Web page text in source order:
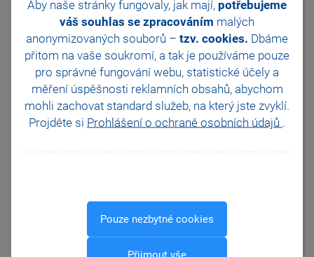
Aby naše stránky fungovaly, jak mají, potřebujeme
váš souhlas se zpracováním malých
anonymizovaných souborů – tzv. cookies. Dbáme
přitom na vaše soukromí, a tak je používáme pouze
pro správné fungování webu, statistické účely a
měření úspěšnosti reklamních obsahů, abychom
mohli zachovat standard služeb, na který jste zvyklí.
Projděte si Prohlášení o ochraně osobních údajů .
Pouze nezbytné cookies
Přijmout vše
Tlačítkem
Opravit (nahoře)
vyvoláte opravu
komponenty.
V nastavení Windows
10 klikněte natlačítko
Upravit
a v průvodci
zvolteRepair(opravit).
Po dokončení operace
spusťte program
nenajdete, bude nutné jej
znovu nainstalovat.